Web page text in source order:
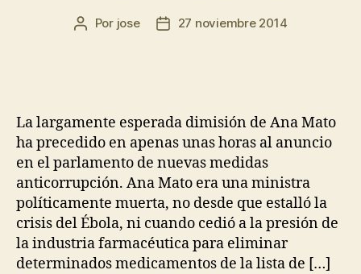
Por jose 27 noviembre 2014
La largamente esperada dimisión de Ana Mato
ha precedido en apenas unas horas al anuncio
en el parlamento de nuevas medidas
anticorrupción. Ana Mato era una ministra
políticamente muerta, no desde que estalló la
crisis del Ébola, ni cuando cedió a la presión de
la industria farmacéutica para eliminar
determinados medicamentos de la lista de […]